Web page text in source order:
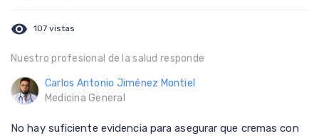
visibility 107 vistas
Nuestro profesional de la salud responde
Carlos Antonio Jiménez Montiel
Medicina General
No hay suficiente evidencia para asegurar que cremas con